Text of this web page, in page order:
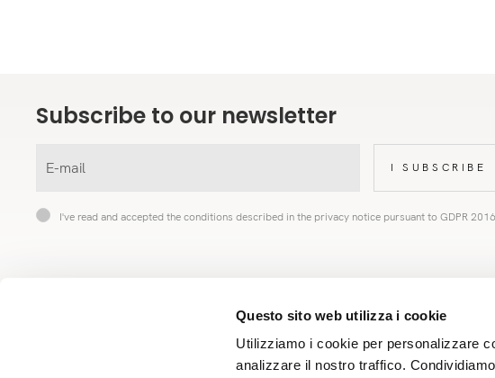
Questo sito web utilizza i cookie
Utilizziamo i cookie per personalizzare
analizzare il nostro traffico.
Subscribe to our newsletter
I SUBSCRIBE
I've read and accepted the conditions described in the privacy notice pursuant to GDPR
Copyrights © 2022 Andrea Bizzotto SpA | All Rights Reserved